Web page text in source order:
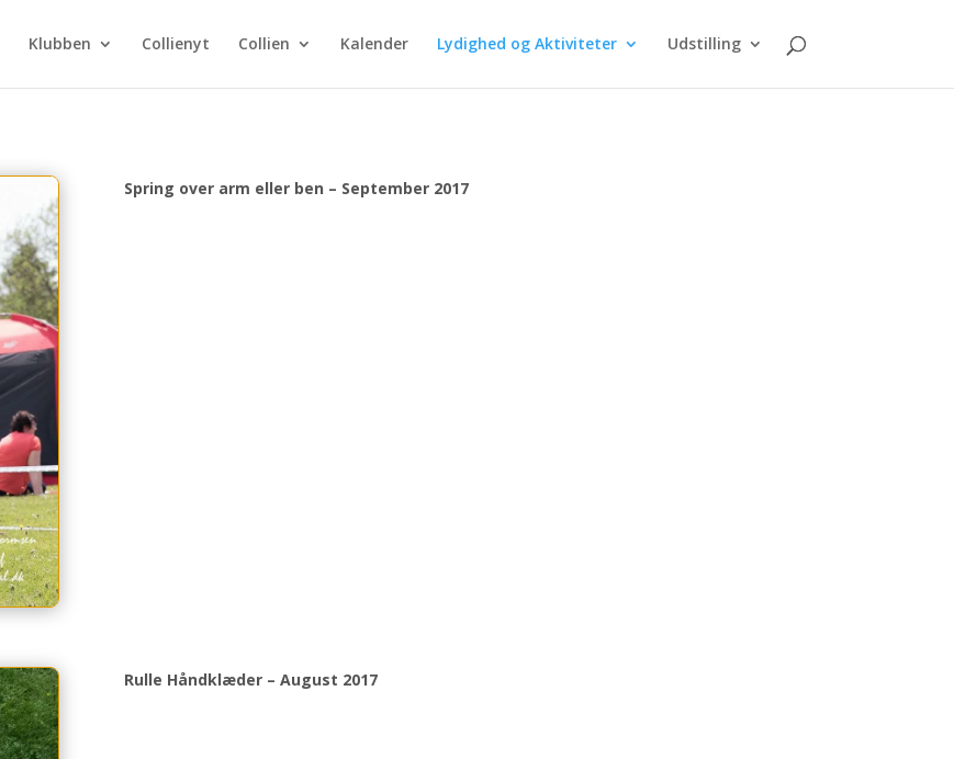
Klubben Collienyt Collien Kalender Lydighed og Aktiviteter Udstilling
Spring over arm eller ben – September 2017
Rulle Håndklæder – August 2017